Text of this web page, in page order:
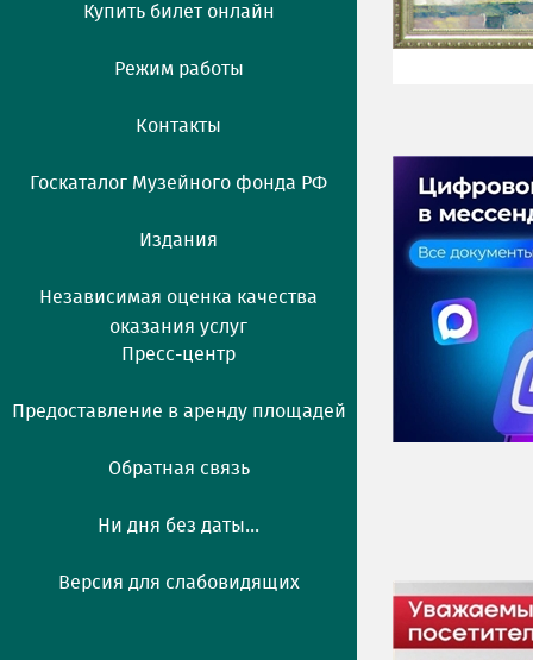
Купить билет онлайн
Режим работы
Контакты
Госкаталог Музейного фонда РФ
Издания
Независимая оценка качества
оказания услуг
Пресс-центр
Предоставление в аренду площадей
Обратная связь
Ни дня без даты...
Версия для слабовидящих